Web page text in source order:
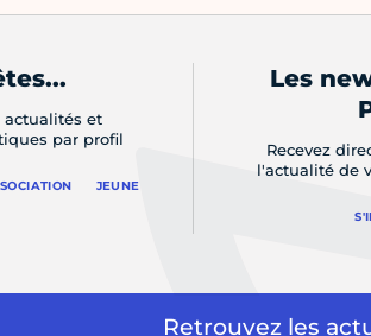
actualités et
par profil
JEUNE
Les
Recevez
l'actualité de
Retrouvez les